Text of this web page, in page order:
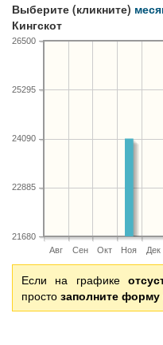
Выберите (кликните)
Кингскот
Авг Сен Окт Ноя Дек
21680
22885
24090
25295
26500
Если на графике
простозаполните форму